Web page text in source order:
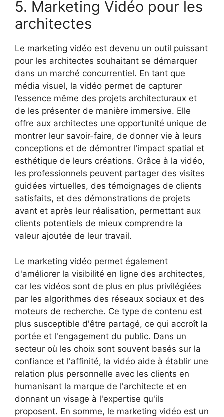
5. Marketing Vidéo pour les
architectes
Le marketing vidéo est devenu un outil puissant
pour les architectes souhaitant se démarquer
dans un marché concurrentiel. En tant que
média visuel, la vidéo permet de capturer
l’essence même des projets architecturaux et
de les présenter de manière immersive. Elle
offre aux architectes une opportunité unique de
montrer leur savoir-faire, de donner vie à leurs
conceptions et de démontrer l'impact spatial et
esthétique de leurs créations. Grâce à la vidéo,
les professionnels peuvent partager des visites
guidées virtuelles, des témoignages de clients
satisfaits, et des démonstrations de projets
avant et après leur réalisation, permettant aux
clients potentiels de mieux comprendre la
valeur ajoutée de leur travail.
Le marketing vidéo permet également
d'améliorer la visibilité en ligne des architectes,
car les vidéos sont de plus en plus privilégiées
par les algorithmes des réseaux sociaux et des
moteurs de recherche. Ce type de contenu est
plus susceptible d'être partagé, ce qui accroît la
portée et l'engagement du public. Dans un
secteur où les choix sont souvent basés sur la
confiance et l'affinité, la vidéo aide à établir une
relation plus personnelle avec les clients en
humanisant la marque de l'architecte et en
donnant un visage à l'expertise qu'ils
proposent. En somme, le marketing vidéo est un